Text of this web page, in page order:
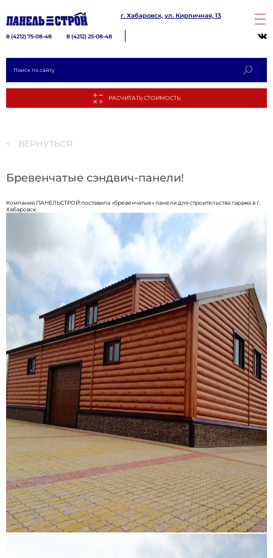
г. Хабаровск, ул. Кирпичная, 13
8 (4212) 75-08-48 8 (4212) 25-08-48
< ВЕРНУТЬСЯ
Бревенчатые сэндвич-панели!
Компания ПАНЕЛЬСТРОЙ поставила «бревенчатые» панели для строительства гаража в г.
Хабаровск